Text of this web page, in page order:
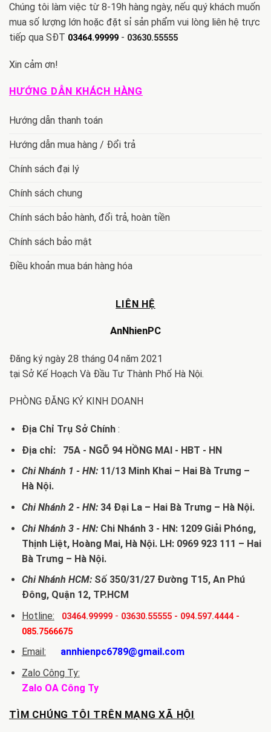
Chúng tôi làm việc từ 8-19h hàng ngày, nếu quý khách muốn
mua số lượng lớn hoặc đặt sỉ sản phẩm vui lòng liên hệ trực
tiếp qua SĐT 03464.99999 - 03630.55555
Xin cảm ơn!
HƯỚNG DẪN KHÁCH HÀNG
Hướng dẫn thanh toán
Hướng dẫn mua hàng / Đổi trả
Chính sách đại lý
Chính sách chung
Chính sách bảo hành, đổi trả, hoàn tiền
Chính sách bảo mật
Điều khoản mua bán hàng hóa
LIÊN HỆ
AnNhienPC
Đăng ký ngày 28 tháng 04 năm 2021
tại Sở Kế Hoạch Và Đầu Tư Thành Phố Hà Nội.
PHÒNG ĐĂNG KÝ KINH DOANH
Địa Chỉ Trụ Sở Chính:
Địa chỉ: 75A - NGÕ 94 HỒNG MAI - HBT - HN
Chi Nhánh 1 - HN:11/13 Minh Khai – Hai Bà Trưng –
Hà Nội.
Chi Nhánh 2 - HN:34 Đại La – Hai Bà Trưng – Hà Nội.
Chi Nhánh 3 - HN:Chi Nhánh 3 - HN: 1209 Giải Phóng,
Thịnh Liệt, Hoàng Mai, Hà Nội. LH: 0969 923 111 – Hai
Bà Trưng – Hà Nội.
Chi Nhánh HCM:Số 350/31/27 Đường T15, An Phú
Đông, Quận 12, TP.HCM
Hotline:
03464.99999- 03630.55555- 094.597.4444-
085.7566675
Email:
annhienpc6789@gmail.com
Zalo Công Ty:
Zalo OA Công Ty
TÌM CHÚNG TÔI TRÊN MẠNG XÃ HỘI